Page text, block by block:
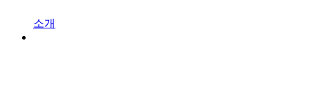
소개